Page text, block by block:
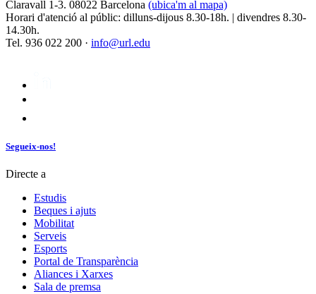
Claravall 1-3. 08022 Barcelona (ubica'm al mapa)
Horari d'atenció al públic: dilluns-dijous 8.30-18h. | divendres 8.30-
14.30h.
Tel. 936 022 200 · info@url.edu
Segueix-nos!
Directe a
Estudis
Beques i ajuts
Mobilitat
Serveis
Esports
Portal de Transparència
Aliances i Xarxes
Sala de premsa